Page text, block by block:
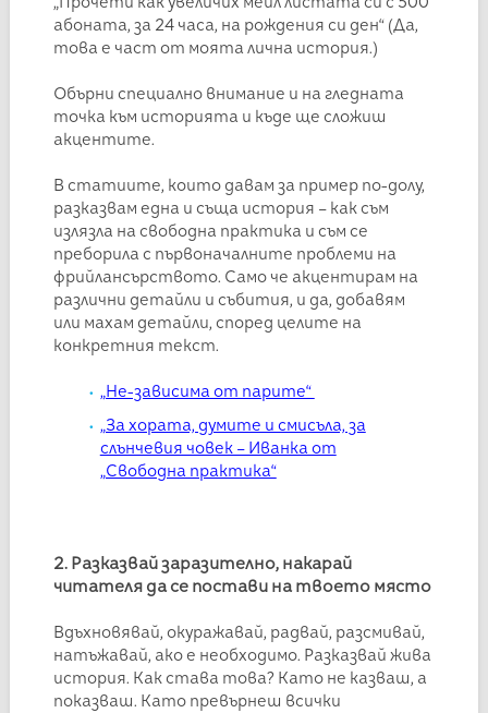
абоната, за 24 часа, на рождения си ден“ (Да,
това е част от моята лична история.)
Обърни специално внимание и на гледната
точка към историята и къде ще сложиш
акцентите.
В статиите, които давам за пример по-долу,
разказвам една и съща история – как съм
излязла на свободна практика и съм се
преборила с първоначалните проблеми на
фрийлансърството. Само че акцентирам на
различни детайли и събития, и да, добавям
или махам детайли, според целите на
конкретния текст.
„Не-зависима от парите“
„За хората, думите и смисъла, за
слънчевия човек – Иванка от
„Свободна практика“
2. Разказвай заразително, накарай
читателя да се постави на твоето място
Вдъхновявай, окуражавай, радвай, разсмивай,
натъжавай, ако е необходимо. Разказвай жива
история. Как става това? Като не казваш, а
показваш. Като превърнеш всички